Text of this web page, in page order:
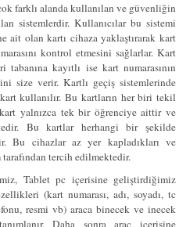
farklı alanda kullanılan ve güvenliğin
sistemlerdir. Kullanıcılar bu sistemi
ait olan kartı cihaza yaklaştırarak kart
kontrol etmesini sağlarlar. Kart
kayıtlı ise kart numarasının
size verir. Kartlı geçiş sistemlerinde
kullanılır. Bu kartların her biri tekil
yalnızca tek bir öğrenciye aittir ve
Bu kartlar herhangi bir şekilde
Bu cihazlar az yer kapladıkları ve
tercih edilmektedir.
Tablet pc içerisine geliştirdiğimiz
(kart numarası, adı, soyadı, tc
resmi vb) araca binecek ve inecek
Daha sonra araç içerisine